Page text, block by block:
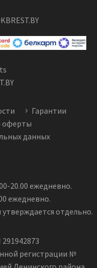
Гарантии
оферты
данных
20.00 ежедневно.
ежедневно.
отдельно.
регистрации №